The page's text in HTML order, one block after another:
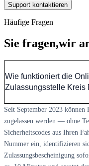
Support kontaktieren
Häufige Fragen
Sie fragen,wir
Wie funktioniert die
Zulassungsstelle Kreis
Seit September 2023
zugelassen werden — ohne
Sicherheitscodes aus Ihren
Nummer ein, identifizieren
Zulassungsbescheinigung